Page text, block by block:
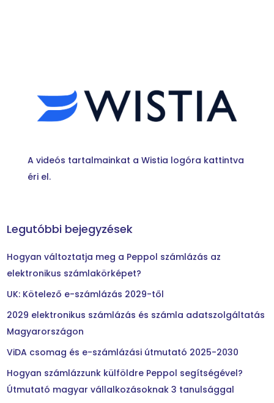
A videós tartalmainkat a Wistia logóra kattintva
éri el.
Legutóbbi bejegyzések
Hogyan változtatja meg a Peppol számlázás az
elektronikus számlakörképet?
UK: Kötelező e-számlázás 2029-től
2029 elektronikus számlázás és számla adatszolgáltatás
Magyarországon
ViDA csomag és e-számlázási útmutató 2025-2030
Hogyan számlázzunk külföldre Peppol segítségével?
Útmutató magyar vállalkozásoknak 3 tanulsággal